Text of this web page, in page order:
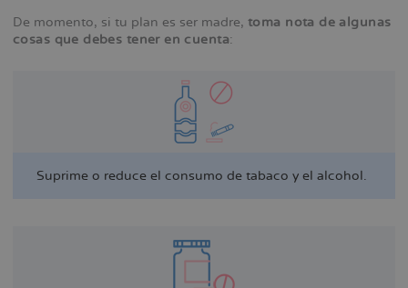
De momento, si tu plan es ser madre, toma nota de algunas
cosas que debes tener en cuenta:
Suprime o reduce el consumo de tabaco y el alcohol.